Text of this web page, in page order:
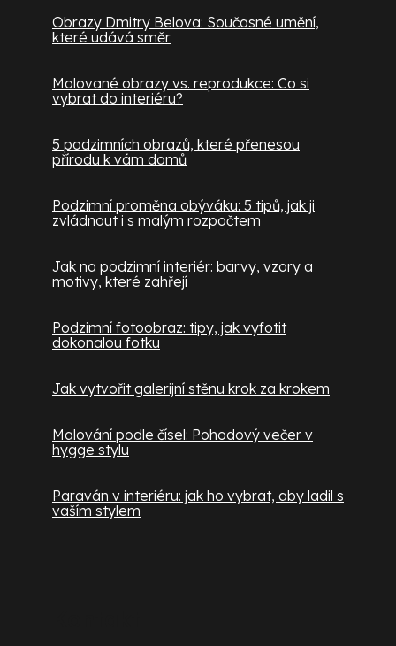
Obrazy Dmitry Belova: Současné umění,
které udává směr
Malované obrazy vs. reprodukce: Co si
vybrat do interiéru?
5 podzimních obrazů, které přenesou
přírodu k vám domů
Podzimní proměna obýváku: 5 tipů, jak ji
zvládnout i s malým rozpočtem
Jak na podzimní interiér: barvy, vzory a
motivy, které zahřejí
Podzimní fotoobraz: tipy, jak vyfotit
dokonalou fotku
Jak vytvořit galerijní stěnu krok za krokem
Malování podle čísel: Pohodový večer v
hygge stylu
Paraván v interiéru: jak ho vybrat, aby ladil s
vaším stylem